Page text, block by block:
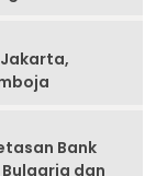
Jakarta,
Bank
dan